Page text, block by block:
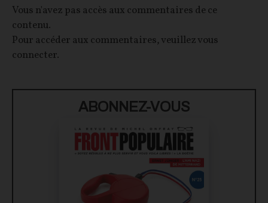
Vous n'avez pas accès aux commentaires de ce
contenu.
Pour accéder aux commentaires, veuillez vous
connecter.
ABONNEZ-VOUS